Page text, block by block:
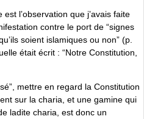
lʼobservation que jʼavais faite
contre le port de “signes
soient islamiques ou non” (p.
était écrit : “Notre Constitution,
mettre en regard la Constitution
sur la charia, et une gamine qui
ladite charia, est donc un